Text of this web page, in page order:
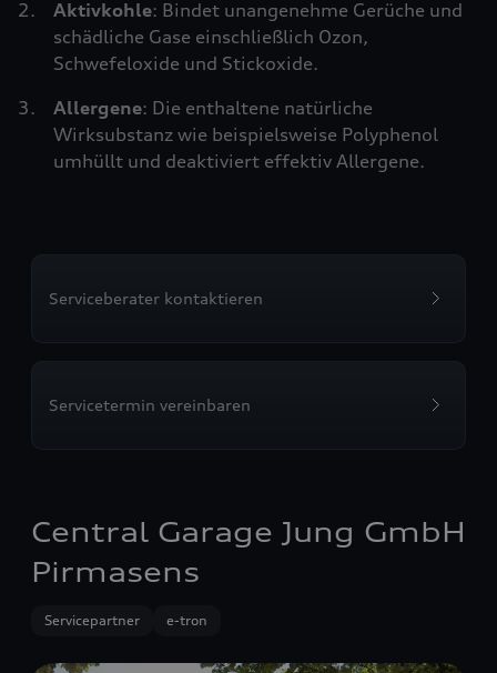
Aktivkohle: Bindet unangenehme Gerüche und
schädliche Gase einschließlich Ozon,
Schwefeloxide und Stickoxide.
Allergene: Die enthaltene natürliche
Wirksubstanz wie beispielsweise Polyphenol
umhüllt und deaktiviert effektiv Allergene.
Serviceberater kontaktieren
Servicetermin vereinbaren
Central Garage Jung GmbH
Pirmasens
Servicepartner e-tron